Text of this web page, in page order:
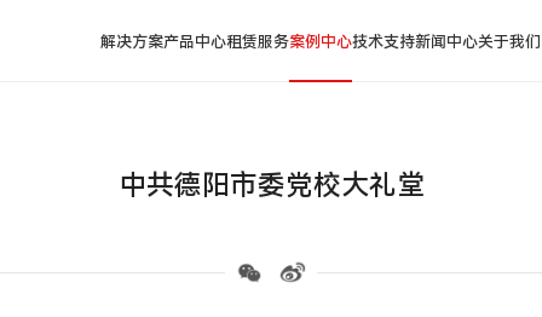
解决方案产品中心租赁服务案例中心技术支持新闻中心关于我们
中共德阳市委党校大礼堂